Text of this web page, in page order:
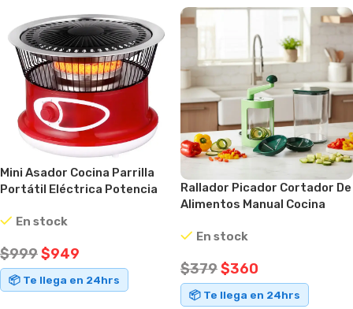
Mini Asador Cocina Parrilla
Portátil Eléctrica Potencia
En stock
$999$949
📦 Te llega en 24hrs
Rallador Picador Cortador De
Alimentos Manual Cocina
En stock
$379$360
📦 Te llega en 24hrs